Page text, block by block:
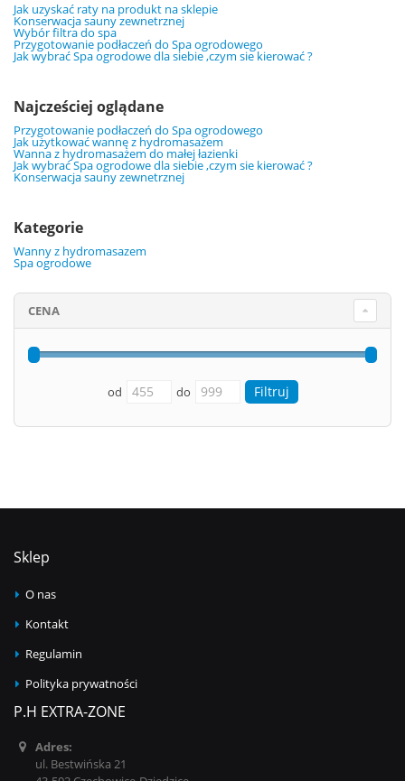
Jak uzyskać raty na produkt na sklepie
Konserwacja sauny zewnetrznej
Wybór filtra do spa
Przygotowanie podłaczeń do Spa ogrodowego
Jak wybrać Spa ogrodowe dla siebie ,czym sie kierować ?
Najcześciej oglądane
Przygotowanie podłaczeń do Spa ogrodowego
Jak użytkować wannę z hydromasażem
Wanna z hydromasażem do małej łazienki
Jak wybrać Spa ogrodowe dla siebie ,czym sie kierować ?
Konserwacja sauny zewnetrznej
Kategorie
Wanny z hydromasazem
Spa ogrodowe
CENA
od do
Sklep
O nas
Kontakt
Regulamin
Polityka prywatności
P.H EXTRA-ZONE
Adres:
ul. Bestwińska 21